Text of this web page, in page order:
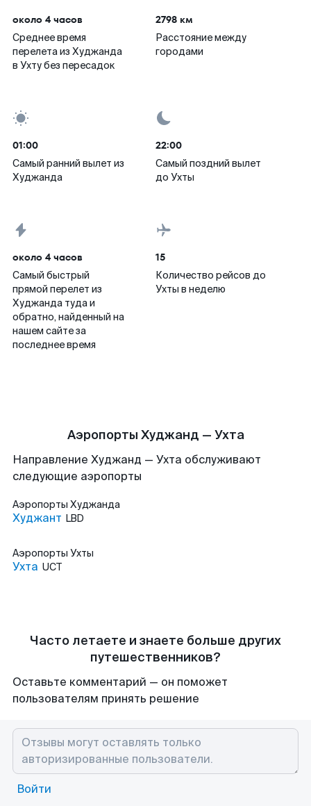
около 4 часов
Среднее время
перелета из Худжанда
в Ухту без пересадок
2798 км
Расстояние между
городами
01:00
Самый ранний вылет из
Худжанда
22:00
Самый поздний вылет
до Ухты
около 4 часов
Самый быстрый
прямой перелет из
Худжанда туда и
обратно, найденный на
нашем сайте за
последнее время
15
Количество рейсов до
Ухты в неделю
Аэропорты Худжанд — Ухта
Направление Худжанд — Ухта обслуживают
следующие аэропорты
Аэропорты Худжанда
Худжант LBD
Аэропорты Ухты
Ухта UCT
Часто летаете и знаете больше других
путешественников?
Оставьте комментарий — он поможет
пользователям принять решение
Войти